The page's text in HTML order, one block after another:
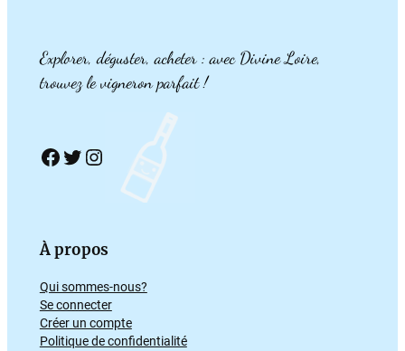
Explorer, déguster, acheter : avec Divine Loire,
trouvez le vigneron parfait !
Facebook Twitter Instagram
À propos
Qui sommes-nous?
Se connecter
Créer un compte
Politique de confidentialité